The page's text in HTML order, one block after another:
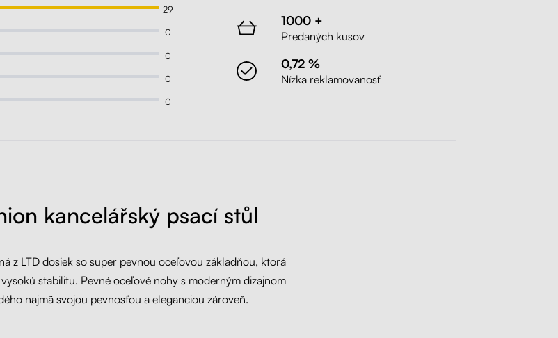
29
0
0
0
0
1000 +
Predaných kusov
0,72 %
Nízka reklamovanosť
kancelářský psací stůl
z LTD dosiek so super pevnou oceľovou základňou, ktorá
vysokú stabilitu. Pevné oceľové nohy s moderným dizajnom
najmä svojou pevnosťou a eleganciou zároveň.